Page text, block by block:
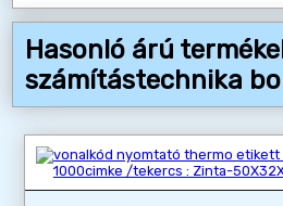
Hasonló árú
számítástechnika